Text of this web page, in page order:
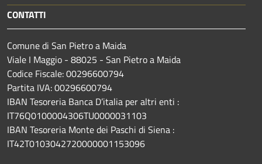
CONTATTI
Comune di San Pietro a Maida
Viale I Maggio - 88025 - San Pietro a Maida
Codice Fiscale: 00296600794
Partita IVA: 00296600794
IBAN Tesoreria Banca D’italia per altri enti :
IT76Q0100004306TU0000031103
IBAN Tesoreria Monte dei Paschi di Siena :
IT42T0103042720000001153096